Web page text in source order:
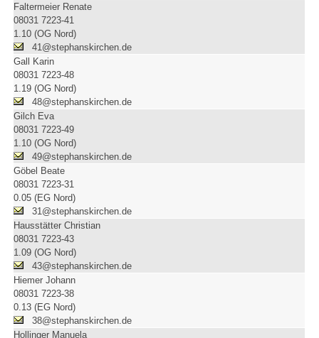
Faltermeier Renate
08031 7223-41
1.10 (OG Nord)
41@stephanskirchen.de
Gall Karin
08031 7223-48
1.19 (OG Nord)
48@stephanskirchen.de
Gilch Eva
08031 7223-49
1.10 (OG Nord)
49@stephanskirchen.de
Göbel Beate
08031 7223-31
0.05 (EG Nord)
31@stephanskirchen.de
Hausstätter Christian
08031 7223-43
1.09 (OG Nord)
43@stephanskirchen.de
Hiemer Johann
08031 7223-38
0.13 (EG Nord)
38@stephanskirchen.de
Hollinger Manuela